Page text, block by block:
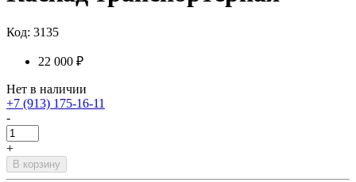
Код: 3135
22 000 ₽
Нет в наличии
+7 (913) 175-16-11
-
+
В корзину